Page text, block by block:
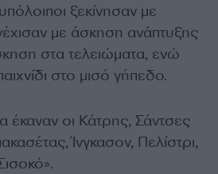
ξεκίνησαν με
με άσκηση ανάπτυξης
στα τελειώματα, ενώ
στο μισό γήπεδο.
έκαναν οι Κάτρης, Σάντσες
Ίνγκασον, Πελίστρι,